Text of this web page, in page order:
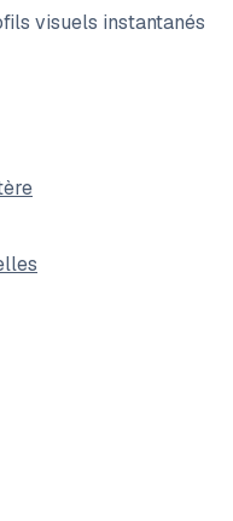
visuels instantanés